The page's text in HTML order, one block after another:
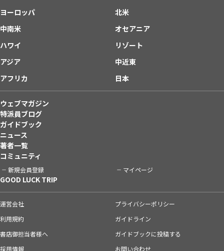
ヨーロッパ
北米
中南米
オセアニア
ハワイ
リゾート
アジア
中近東
アフリカ
日本
ウェブマガジン
特派員ブログ
ガイドブック
ニュース
著者一覧
コミュニティ
新規会員登録 マイページ
GOOD LUCK TRIP
運営会社
プライバシーポリシー
利用規約
ガイドライン
書店御担当者様へ
ガイドブックに投稿する
採用情報
お問い合わせ